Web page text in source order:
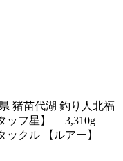
猪苗代湖 釣り人北福
タッフ星】 3,310g
ックル 【ルアー】